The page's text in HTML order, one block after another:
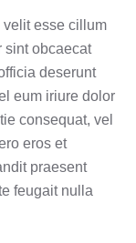
velit esse cillum
sint obcaecat
deserunt
eum iriure dolor
consequat, vel
eros et
praesent
feugait nulla